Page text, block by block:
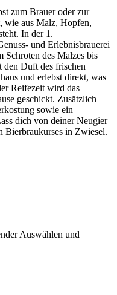
zum Brauer oder zur
wie aus Malz, Hopfen,
In der 1.
und Erlebnisbrauerei
Schroten des Malzes bis
den Duft des frischen
und erlebst direkt, was
Reifezeit wird das
geschickt. Zusätzlich
sowie ein
dich von deiner Neugier
Bierbraukurses in Zwiesel.
Auswählen und